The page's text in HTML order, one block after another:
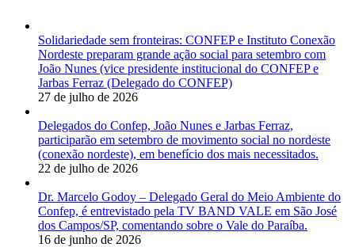
Solidariedade sem fronteiras: CONFEP e Instituto Conexão
Nordeste preparam grande ação social para setembro com
João Nunes (vice presidente institucional do CONFEP e
Jarbas Ferraz (Delegado do CONFEP)
27 de julho de 2026
Delegados do Confep, João Nunes e Jarbas Ferraz,
participarão em setembro de movimento social no nordeste
(conexão nordeste), em benefício dos mais necessitados.
22 de julho de 2026
Dr. Marcelo Godoy – Delegado Geral do Meio Ambiente do
Confep, é entrevistado pela TV BAND VALE em São José
dos Campos/SP, comentando sobre o Vale do Paraíba.
16 de junho de 2026